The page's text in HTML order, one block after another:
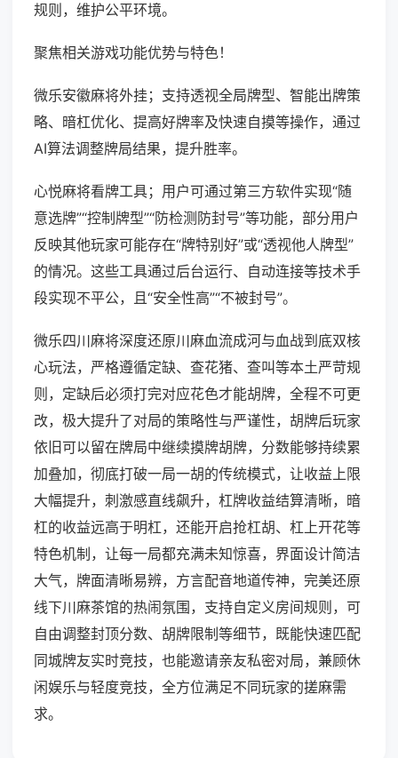
规则，维护公平环境。
聚焦相关游戏功能优势与特色！
微乐安徽麻将外挂；支持透视全局牌型、智能出牌策
略、暗杠优化、提高好牌率及快速自摸等操作，通过
AI算法调整牌局结果，提升胜率。
心悦麻将看牌工具；用户可通过第三方软件实现“随
意选牌”“控制牌型”“防检测防封号”等功能，部分用户
反映其他玩家可能存在“牌特别好”或“透视他人牌型”
的情况。这些工具通过后台运行、自动连接等技术手
段实现不平公，且“安全性高”“不被封号”。
微乐四川麻将深度还原川麻血流成河与血战到底双核
心玩法，严格遵循定缺、查花猪、查叫等本土严苛规
则，定缺后必须打完对应花色才能胡牌，全程不可更
改，极大提升了对局的策略性与严谨性，胡牌后玩家
依旧可以留在牌局中继续摸牌胡牌，分数能够持续累
加叠加，彻底打破一局一胡的传统模式，让收益上限
大幅提升，刺激感直线飙升，杠牌收益结算清晰，暗
杠的收益远高于明杠，还能开启抢杠胡、杠上开花等
特色机制，让每一局都充满未知惊喜，界面设计简洁
大气，牌面清晰易辨，方言配音地道传神，完美还原
线下川麻茶馆的热闹氛围，支持自定义房间规则，可
自由调整封顶分数、胡牌限制等细节，既能快速匹配
同城牌友实时竞技，也能邀请亲友私密对局，兼顾休
闲娱乐与轻度竞技，全方位满足不同玩家的搓麻需
求。